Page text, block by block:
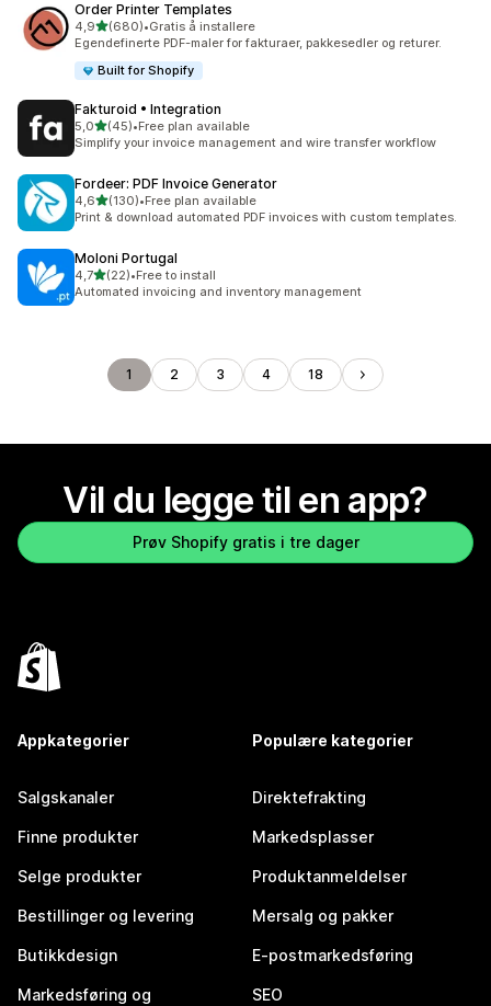
Order Printer Templates
4,9av 5 stjerner
(680)
Totalt 680 omtaler
•Gratis å installere
Egendefinerte PDF-maler for fakturaer, pakkesedler og returer.
Built for Shopify
Fakturoid • Integration
5,0av 5 stjerner
(45)
Totalt 45 omtaler
•Free plan available
Simplify your invoice management and wire transfer workflow
Fordeer: PDF Invoice Generator
4,6av 5 stjerner
(130)
Totalt 130 omtaler
•Free plan available
Print & download automated PDF invoices with custom templates.
Moloni Portugal
4,7av 5 stjerner
(22)
Totalt 22 omtaler
•Free to install
Automated invoicing and inventory management
1 2 3 4 18
Vil du legge til en app?
Prøv Shopify gratis i tre dager
Appkategorier
Salgskanaler
Finne produkter
Selge produkter
Bestillinger og levering
Butikkdesign
Markedsføring og
Populære kategorier
Direktefrakting
Markedsplasser
Produktanmeldelser
Mersalg og pakker
E-postmarkedsføring
SEO